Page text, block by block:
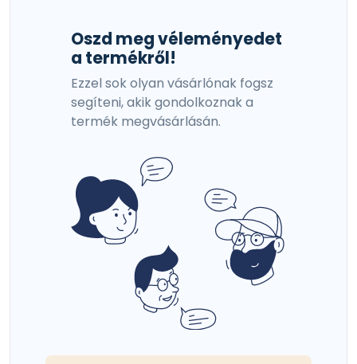
Oszd meg véleményedet
a termékről!
Ezzel sok olyan vásárlónak fogsz
segíteni, akik gondolkoznak a
termék megvásárlásán.